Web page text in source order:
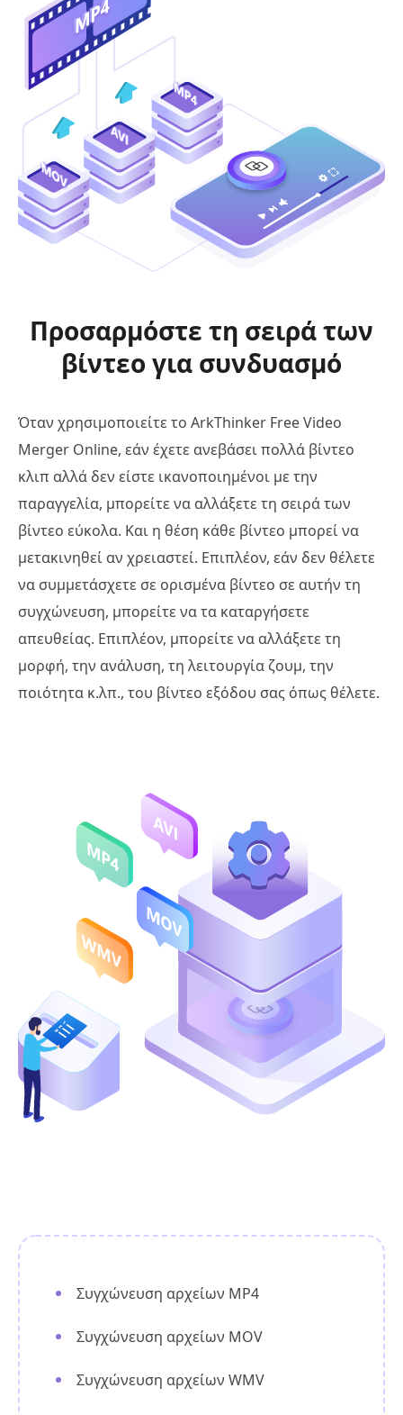
Προσαρμόστε τη σειρά των
βίντεο για συνδυασμό
Όταν χρησιμοποιείτε το ArkThinker Free Video
Merger Online, εάν έχετε ανεβάσει πολλά βίντεο
κλιπ αλλά δεν είστε ικανοποιημένοι με την
παραγγελία, μπορείτε να αλλάξετε τη σειρά των
βίντεο εύκολα. Και η θέση κάθε βίντεο μπορεί να
μετακινηθεί αν χρειαστεί. Επιπλέον, εάν δεν θέλετε
να συμμετάσχετε σε ορισμένα βίντεο σε αυτήν τη
συγχώνευση, μπορείτε να τα καταργήσετε
απευθείας. Επιπλέον, μπορείτε να αλλάξετε τη
μορφή, την ανάλυση, τη λειτουργία ζουμ, την
ποιότητα κ.λπ., του βίντεο εξόδου σας όπως θέλετε.
Συγχώνευση αρχείων MP4
Συγχώνευση αρχείων MOV
Συγχώνευση αρχείων WMV